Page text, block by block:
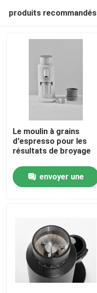
Maison
Produits
Au sujet de nous
Visite d'usine
produits recommandés
Le moulin à grains
d'espresso pour les
résultats de broyage
envoyer une